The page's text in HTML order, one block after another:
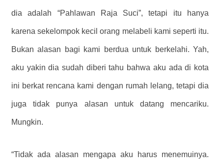
dia adalah “Pahlawan Raja Suci”, tetapi itu hanya
karena sekelompok kecil orang melabeli kami seperti itu.
Bukan alasan bagi kami berdua untuk berkelahi. Yah,
aku yakin dia sudah diberi tahu bahwa aku ada di kota
ini berkat rencana kami dengan rumah lelang, tetapi dia
juga tidak punya alasan untuk datang mencariku.
Mungkin.
“Tidak ada alasan mengapa aku harus menemuinya.